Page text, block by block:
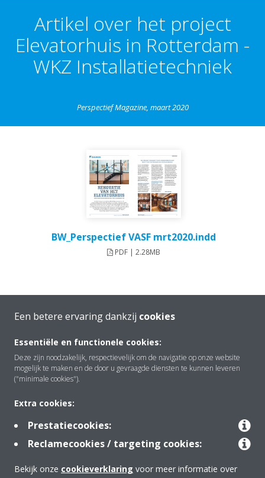
Artikel over het project
Elevatorhuis in Rotterdam -
WKZ Installatietechniek
Perspectief Magazine, maart 2020
BW_Perspectief VASF mrt2020.indd
PDF | 2.28MB
Over Daikin
Een betere ervaring dankzij cookies
Essentiële en functionele cookies:
Deze zijn noodzakelijk, respectievelijk om de navigatie op onze website
mogelijk te maken en de door u gevraagde diensten te kunnen leveren
("minimale cookies").
Extra cookies:
Prestatiecookies:
Reclamecookies / targeting cookies:
Bekijk onze cookieverklaring voor meer informatie over